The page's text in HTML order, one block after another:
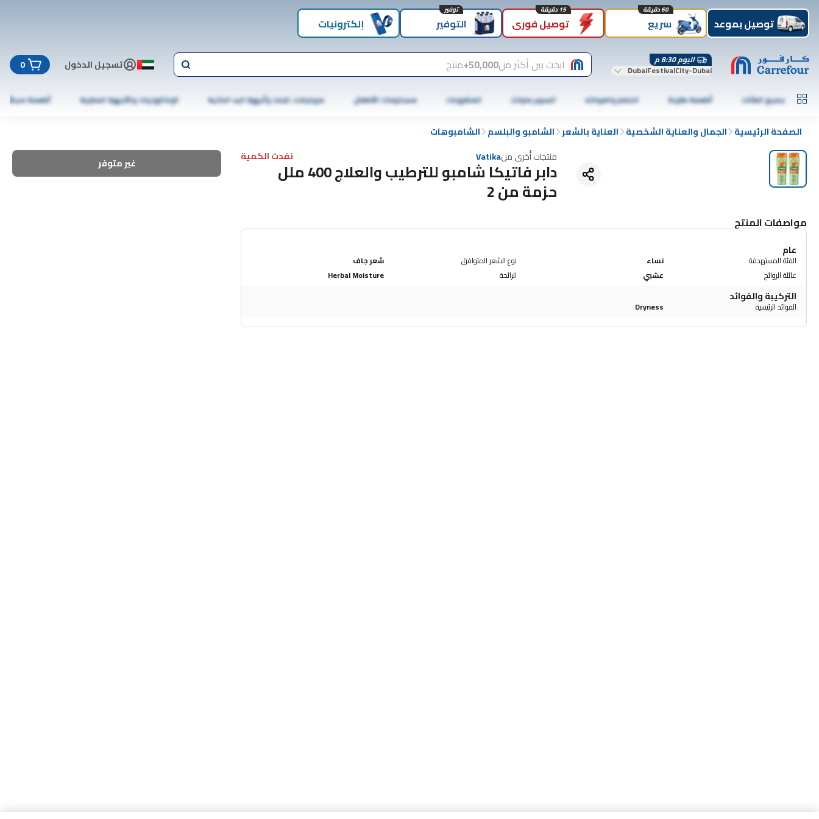
توصيل بموعد سريع
60 دقيقة
توصيل فوري
15 دقيقة
التوفير
توفير
إلكترونيات
اليوم 8:30 م
DubaiFestivalCity-Dubai ابحث بين أكثر من50,000+ منتج تسجيل الدخول 0
جميع الفئات أطعمة طازجة الخضار والفواكه السوبر ماركت المشروبات مستلزمات الأطفال موبايلات، تابلت وأجهزة اليد الذكية الإلكترونيات والأجهزة المنزلية أطعمة مجمّدة
الصفحة الرئيسية الجمال والعناية الشخصية العناية بالشعر الشامبو والبلسم الشامبوهات
منتجات أُخرى منVatika نفدت الكمية
دابر فاتيكا شامبو للترطيب والعلاج 400 ملل
حزمة من 2
غير متوفر
مواصفات المنتج
عام
الفئة المستهدفة نساء نوع الشعر المتوافق
شعر جاف
عائلة الروائح
عشبي الرائحة Herbal Moisture
التركيبة والفوائد
الفوائد الرئيسية Dryness